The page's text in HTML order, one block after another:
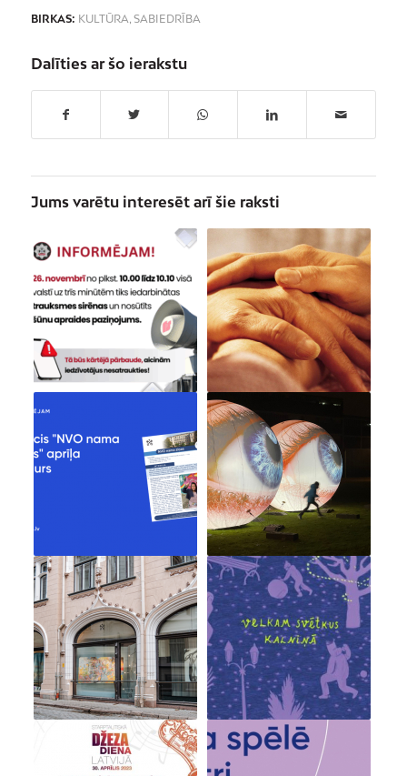
BIRKAS: KULTŪRA, SABIEDRĪBA
Dalīties ar šo ierakstu
Jums varētu interesēt arī šie raksti